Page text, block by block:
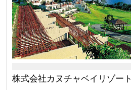
株式会社カヌチャベイリゾート